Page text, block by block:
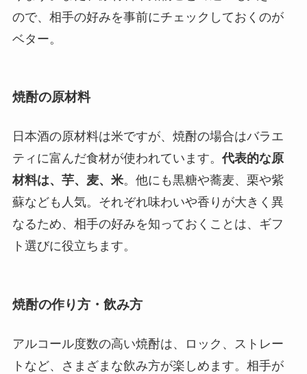
ので、相手の好みを事前にチェックしておくのが
ベター。
焼酎の原材料
日本酒の原材料は米ですが、焼酎の場合はバラエ
ティに富んだ食材が使われています。 代表的な原
材料は、芋、麦、米。他にも黒糖や蕎麦、栗や紫
蘇なども人気。それぞれ味わいや香りが大きく異
なるため、相手の好みを知っておくことは、ギフ
ト選びに役立ちます。
焼酎の作り方・飲み方
アルコール度数の高い焼酎は、ロック、ストレー
トなど、さまざまな飲み方が楽しめます。相手が